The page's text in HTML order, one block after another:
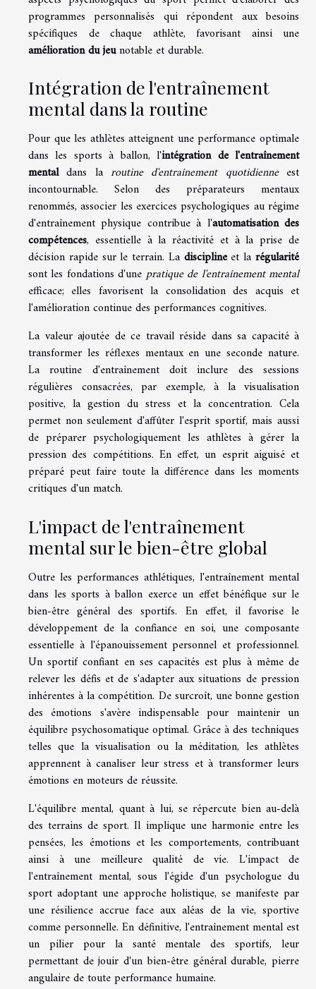
programmes personnalisés qui répondent aux besoins
spécifiques de chaque athlète, favorisant ainsi une
amélioration du jeunotable et durable.
Intégration de l'entraînement
mental dans la routine
Pour que les athlètes atteignent une performance optimale
dans les sports à ballon, l'intégration de l'entraînement
mentaldans la routine d'entraînement quotidienneest
incontournable. Selon des préparateurs mentaux
renommés, associer les exercices psychologiques au régime
d'entraînement physique contribue à l'automatisation des
compétences, essentielle à la réactivité et à la prise de
décision rapide sur le terrain. La disciplineet larégularité
sont les fondations d'unepratique de l'entraînement mental
efficace; elles favorisent la consolidation des acquis et
l'amélioration continue des performances cognitives.
La valeur ajoutée de ce travail réside dans sa capacité à
transformer les réflexes mentaux en une seconde nature.
La routine d'entraînement doit inclure des sessions
régulières consacrées, par exemple, à la visualisation
positive, la gestion du stress et la concentration. Cela
permet non seulement d'affûter l'esprit sportif, mais aussi
de préparer psychologiquement les athlètes à gérer la
pression des compétitions. En effet, un esprit aiguisé et
préparé peut faire toute la différence dans les moments
critiques d'un match.
L'impact de l'entraînement
mental sur le bien-être global
Outre les performances athlétiques, l'entraînement mental
dans les sports à ballon exerce un effet bénéfique sur le
bien-être général des sportifs. En effet, il favorise le
développement de la confiance en soi, une composante
essentielle à l'épanouissement personnel et professionnel.
Un sportif confiant en ses capacités est plus à même de
relever les défis et de s'adapter aux situations de pression
inhérentes à la compétition. De surcroît, une bonne gestion
des émotions s'avère indispensable pour maintenir un
équilibre psychosomatique optimal. Grâce à des techniques
telles que la visualisation ou la méditation, les athlètes
apprennent à canaliser leur stress et à transformer leurs
émotions en moteurs de réussite.
L'équilibre mental, quant à lui, se répercute bien au-delà
des terrains de sport. Il implique une harmonie entre les
pensées, les émotions et les comportements, contribuant
ainsi à une meilleure qualité de vie. L'impact de
l'entraînement mental, sous l'égide d'un psychologue du
sport adoptant une approche holistique, se manifeste par
une résilience accrue face aux aléas de la vie, sportive
comme personnelle. En définitive, l'entraînement mental est
un pilier pour la santé mentale des sportifs, leur
permettant de jouir d'un bien-être général durable, pierre
angulaire de toute performance humaine.